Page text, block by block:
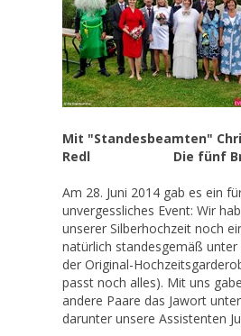
Mit "Standesbeamten"
Redl Die fünf
Am 28. Juni 2014 gab es ein
unvergessliches Event: Wir
unserer Silberhochzeit noch
natürlich standesgemäß
der Original-
passt noch alles). Mit uns
andere Paare das Jawort
darunter unsere Assistenten